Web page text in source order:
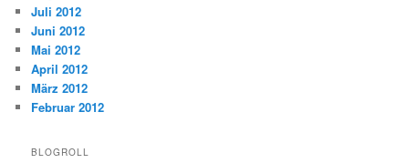
Juli 2012
Juni 2012
Mai 2012
April 2012
März 2012
Februar 2012
BLOGROLL